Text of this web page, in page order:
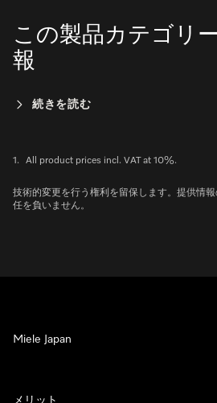
この製品カテゴリ
報
続きを読む
1. All product prices incl. VAT at 10%.
技術的変更を行う権利を留保します。提供情
任を負いません。
Miele Japan
メリット